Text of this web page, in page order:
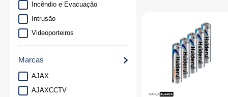
Incêndio e Evacuação
Intrusão
Videoporteiros
Marcas
AJAX
AJAXCCTV